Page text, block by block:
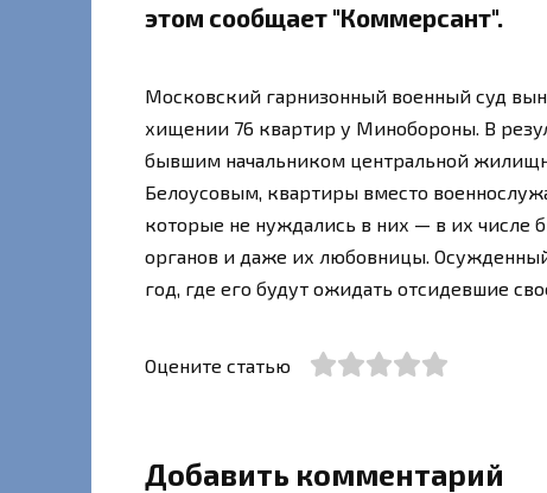
этом сообщает "Коммерсант".
Московский гарнизонный военный суд
хищении 76 квартир у Минобороны. В
бывшим начальником центральной
Белоусовым, квартиры вместо
которые не нуждались в них — в их числе
органов и даже их любовницы.
год, где его будут ожидать отсидевшие
Оцените статью
Добавить комментарий